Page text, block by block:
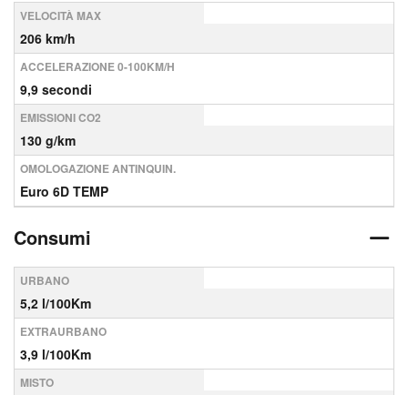
VELOCITÀ MAX
206 km/h
ACCELERAZIONE 0-100KM/H
9,9 secondi
EMISSIONI CO2
130 g/km
OMOLOGAZIONE ANTINQUIN.
Euro 6D TEMP
Consumi
URBANO
5,2 l/100Km
EXTRAURBANO
3,9 l/100Km
MISTO